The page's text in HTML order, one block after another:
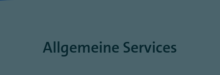
Allgemeine Services